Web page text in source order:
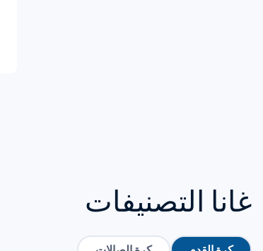
غانا التصنيفات